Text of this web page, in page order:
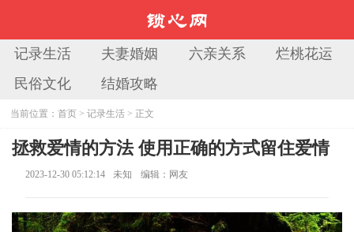
记录生活 夫妻婚姻 六亲关系
烂桃花运
民俗文化
结婚攻略
当前位置：首页 >记录生活 > 正文
拯救爱情的方法 使用正确的方式留住爱情
2023-12-30 05:12:14 未知 编辑：网友